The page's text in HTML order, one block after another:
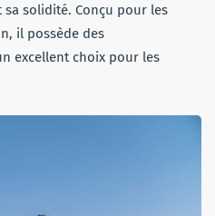
solidité. Conçu pour les
il possède des
excellent choix pour les